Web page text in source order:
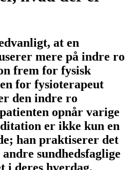
at en
mere på indre ro
frem for fysisk
for fysioterapeut
den indre ro
opnår varige
er ikke kun en
han praktiserer det
sundhedsfaglige